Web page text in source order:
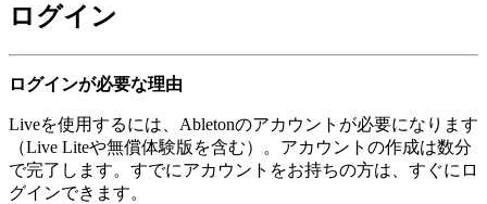
ログイン
ログインが必要な理由
Liveを使用するには、Abletonのアカウントが必要になります
（Live Liteや無償体験版を含む）。アカウントの作成は数分
で完了します。すでにアカウントをお持ちの方は、すぐにロ
グインできます。